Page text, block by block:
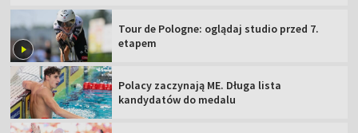
Tour de Pologne: oglądaj studio przed 7.
etapem
Polacy zaczynają ME. Długa lista
kandydatów do medalu